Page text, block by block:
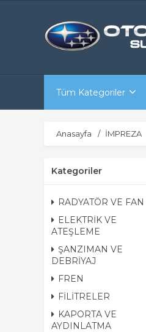
Tüm Kategoriler
Anasayfa İMPREZA
Kategoriler
RADYATÖR VE FAN
ELEKTRİK VE
ATEŞLEME
ŞANZIMAN VE
DEBRİYAJ
FREN
FİLİTRELER
KAPORTA VE
AYDINLATMA